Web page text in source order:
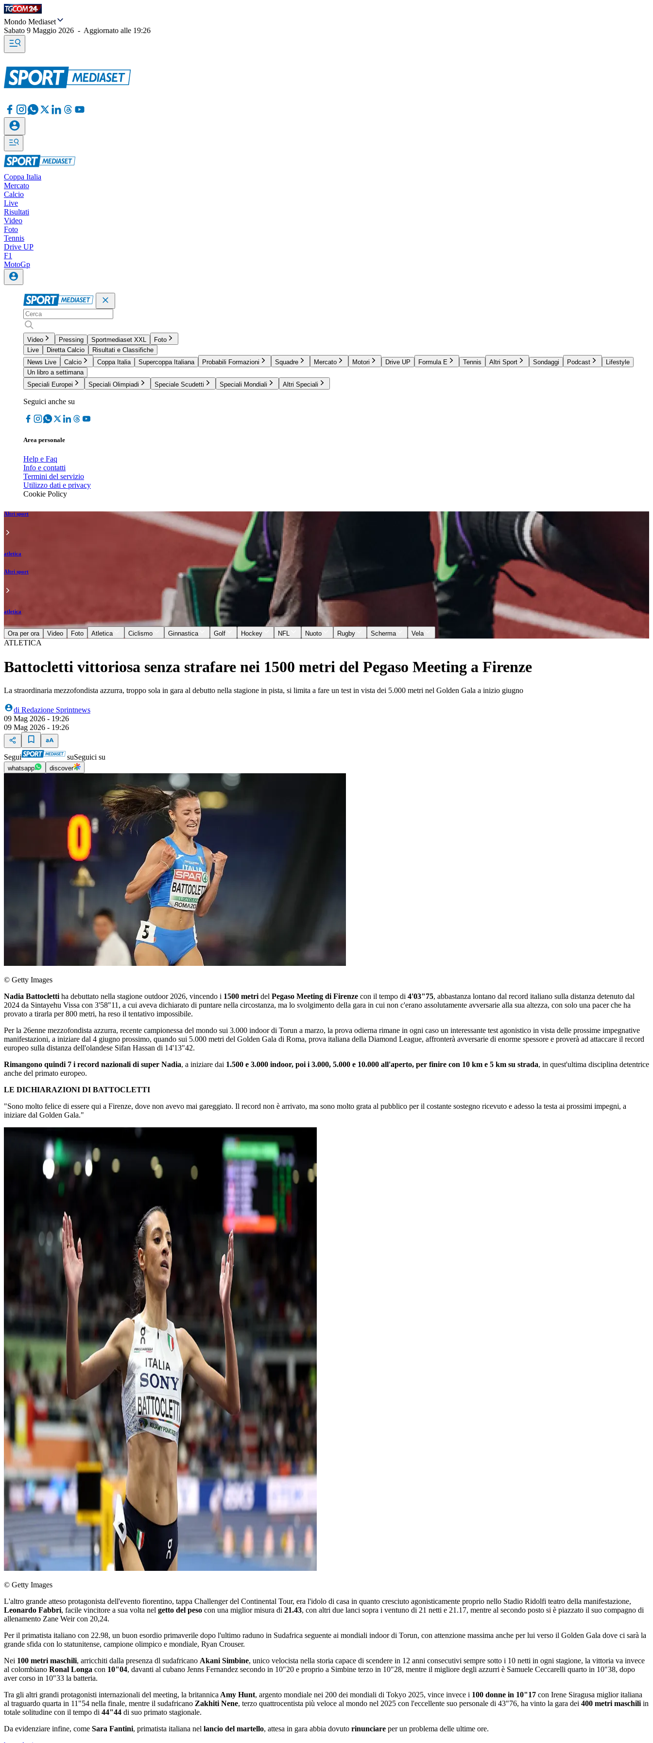
Mondo Mediaset
Sabato 9 Maggio 2026 - Aggiornato alle 19:26
Coppa Italia
Mercato
Calcio
Live
Risultati
Video
Foto
Tennis
Drive UP
F1
MotoGp
Video Pressing Sportmediaset XXL
Foto
Live
Diretta Calcio
Risultati e Classifiche
News Live
Calcio Coppa Italia Supercoppa Italiana Probabili Formazioni Squadre Mercato Motori Drive UP Formula E Tennis Altri Sport Sondaggi Podcast
Lifestyle
Un libro a settimana
Speciali Europei
Speciali Olimpiadi Speciale Scudetti Speciali Mondiali Altri Speciali
Seguici anche su
Area personale
Help e Faq
Info e contatti
Termini del servizio
Utilizzo dati e privacy
Cookie Policy
Altri sport
atletica
Altri sport
atletica
Ora per ora Video Foto Atletica Ciclismo Ginnastica Golf Hockey NFL Nuoto Rugby Scherma Vela
ATLETICA
Battocletti vittoriosa senza strafare nei 1500 metri del Pegaso Meeting a Firenze
La straordinaria mezzofondista azzurra, troppo sola in gara al debutto nella stagione in pista, si limita a fare un test in vista dei 5.000 metri nel Golden Gala a inizio giugno
di Redazione Sprintnews
09 Mag 2026 - 19:26
09 Mag 2026 - 19:26
Segui suSeguici su
whatsapp discover
© Getty Images
Nadia Battocletti ha debuttato nella stagione outdoor 2026, vincendo i 1500 metri del Pegaso Meeting di Firenze con il tempo di 4'03"75, abbastanza lontano dal record italiano sulla distanza detenuto dal
2024 da Sintayehu Vissa con 3'58"11, a cui aveva dichiarato di puntare nella circostanza, ma lo svolgimento della gara in cui non c'erano assolutamente avversarie alla sua altezza, con solo una pacer che ha
provato a tirarla per 800 metri, ha reso il tentativo impossibile.
Per la 26enne mezzofondista azzurra, recente campionessa del mondo sui 3.000 indoor di Torun a marzo, la prova odierna rimane in ogni caso un interessante test agonistico in vista delle prossime impegnative
manifestazioni, a iniziare dal 4 giugno prossimo, quando sui 5.000 metri del Golden Gala di Roma, prova italiana della Diamond League, affronterà avversarie di enorme spessore e proverà ad attaccare il record
europeo sulla distanza dell'olandese Sifan Hassan di 14'13"42.
Rimangono quindi 7 i record nazionali di super Nadia, a iniziare dai 1.500 e 3.000 indoor, poi i 3.000, 5.000 e 10.000 all'aperto, per finire con 10 km e 5 km su strada, in quest'ultima disciplina detentrice
anche del primato europeo.
LE DICHIARAZIONI DI BATTOCLETTI
"Sono molto felice di essere qui a Firenze, dove non avevo mai gareggiato. Il record non è arrivato, ma sono molto grata al pubblico per il costante sostegno ricevuto e adesso la testa ai prossimi impegni, a
iniziare dal Golden Gala."
© Getty Images
L'altro grande atteso protagonista dell'evento fiorentino, tappa Challenger del Continental Tour, era l'idolo di casa in quanto cresciuto agonisticamente proprio nello Stadio Ridolfi teatro della manifestazione,
Leonardo Fabbri, facile vincitore a sua volta nel getto del peso con una miglior misura di 21.43, con altri due lanci sopra i ventuno di 21 netti e 21.17, mentre al secondo posto si è piazzato il suo compagno di
allenamento Zane Weir con 20,24.
Per il primatista italiano con 22.98, un buon esordio primaverile dopo l'ultimo raduno in Sudafrica seguente ai mondiali indoor di Torun, con attenzione massima anche per lui verso il Golden Gala dove ci sarà la
grande sfida con lo statunitense, campione olimpico e mondiale, Ryan Crouser.
Nei 100 metri maschili, arricchiti dalla presenza dl sudafricano Akani Simbine, unico velocista nella storia capace di scendere in 12 anni consecutivi sempre sotto i 10 netti in ogni stagione, la vittoria va invece
al colombiano Ronal Longa con 10"04, davanti al cubano Jenns Fernandez secondo in 10"20 e proprio a Simbine terzo in 10"28, mentre il migliore degli azzurri è Samuele Ceccarelli quarto in 10"38, dopo
aver corso in 10"33 la batteria.
Tra gli altri grandi protagonisti internazionali del meeting, la britannica Amy Hunt, argento mondiale nei 200 dei mondiali di Tokyo 2025, vince invece i 100 donne in 10"17 con Irene Siragusa miglior italiana
al traguardo quarta in 11"54 nella finale, mentre il sudafricano Zakhiti Nene, terzo quattrocentista più veloce al mondo nel 2025 con l'eccellente suo personale di 43"76, ha vinto la gara dei 400 metri maschili in
totale solitudine con il tempo di 44"44 di suo primato stagionale.
Da evidenziare infine, come Sara Fantini, primatista italiana nel lancio del martello, attesa in gara abbia dovuto rinunciare per un problema delle ultime ore.